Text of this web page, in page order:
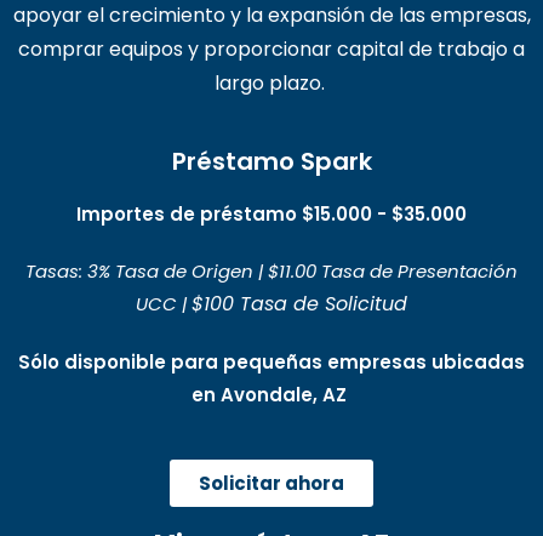
apoyar el crecimiento y la expansión de las empresas,
comprar equipos y proporcionar capital de trabajo a
largo plazo.
Préstamo Spark
Importes de préstamo $15.000 - $35.000
Tasas: 3% Tasa de Origen | $11.00 Tasa de Presentación
UCC |$100 Tasa de Solicitud
Sólo disponible para pequeñas empresas ubicadas
en Avondale, AZ
Solicitar ahora